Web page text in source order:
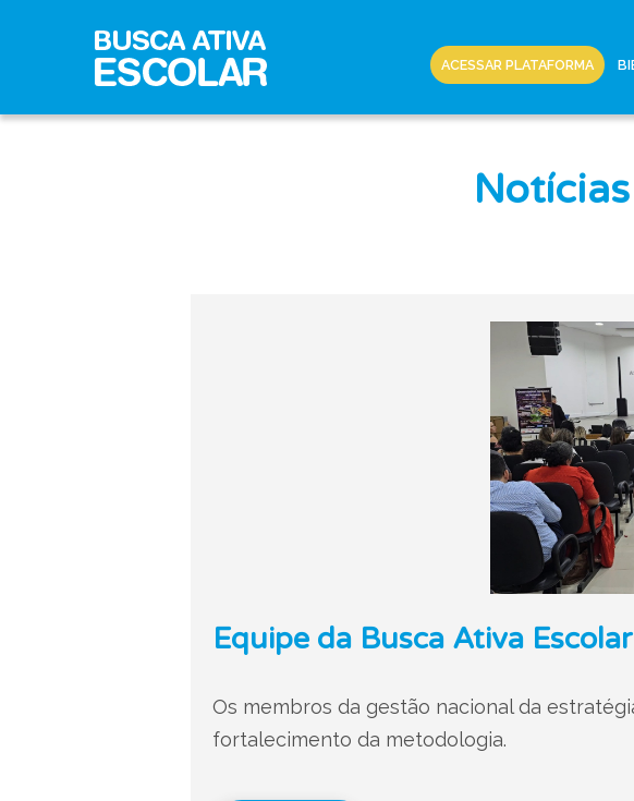
ACESSAR PLATAFORMA
Equipe da Busca Ativa
Os membros da gestão nacional da
fortalecimento da metodologia.